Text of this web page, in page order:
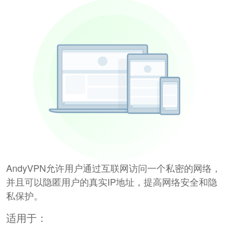
AndyVPN允许用户通过互联网访问一个私密的网络，
并且可以隐匿用户的真实IP地址，提高网络安全和隐
私保护。
适用于：